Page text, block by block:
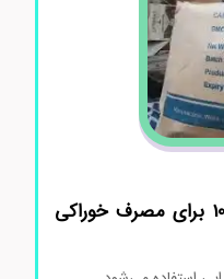
سیتریک مرک 100244 برای مصرف خوراکی